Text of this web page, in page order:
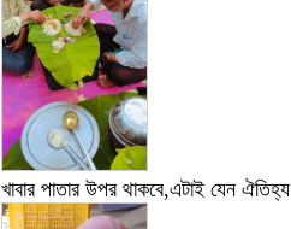
খাবার পাতার উপর থাকবে,এটাই যেন ঐতিহ্য